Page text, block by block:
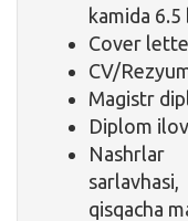
kamida 6.5
Cover
CV/
Magistr
Diplom
Nashrlar
qisqacha